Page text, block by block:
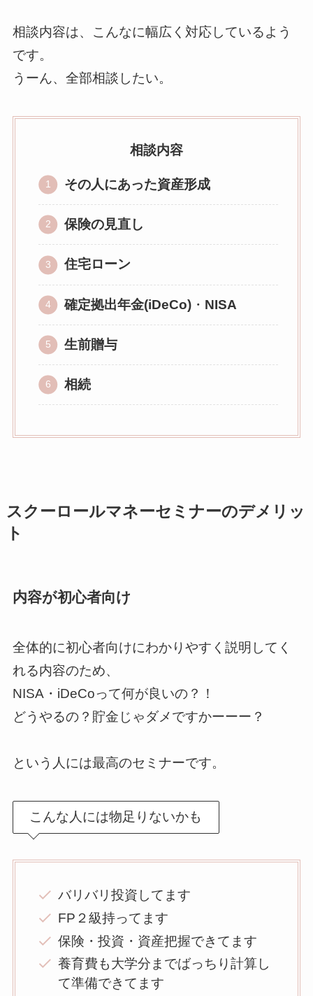
相談内容は、こんなに幅広く対応しているよう
です。
うーん、全部相談したい。
相談内容
その人にあった資産形成
保険の見直し
住宅ローン
確定拠出年金(iDeCo) ・ NISA
生前贈与
相続
スクーロールマネーセミナーのデメリッ
ト
内容が初心者向け
全体的に初心者向けにわかりやすく説明してく
れる内容のため、
NISA・iDeCoって何が良いの？！
どうやるの？貯金じゃダメですかーーー？
という人には最高のセミナーです。
こんな人には物足りないかも
バリバリ投資してます
FP２級持ってます
保険・投資・資産把握できてます
養育費も大学分までばっちり計算し
て準備できてます